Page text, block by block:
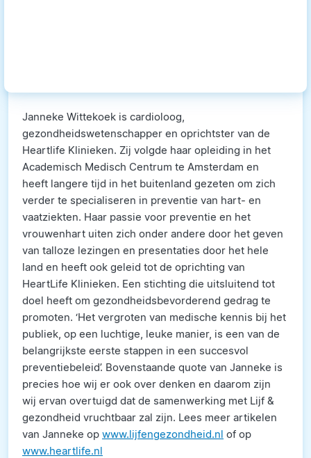
Janneke Wittekoek is cardioloog,
gezondheidswetenschapper en oprichtster van de
Heartlife Klinieken. Zij volgde haar opleiding in het
Academisch Medisch Centrum te Amsterdam en
heeft langere tijd in het buitenland gezeten om zich
verder te specialiseren in preventie van hart- en
vaatziekten. Haar passie voor preventie en het
vrouwenhart uiten zich onder andere door het geven
van talloze lezingen en presentaties door het hele
land en heeft ook geleid tot de oprichting van
HeartLife Klinieken. Een stichting die uitsluitend tot
doel heeft om gezondheidsbevorderend gedrag te
promoten. ‘Het vergroten van medische kennis bij het
publiek, op een luchtige, leuke manier, is een van de
belangrijkste eerste stappen in een succesvol
preventiebeleid’. Bovenstaande quote van Janneke is
precies hoe wij er ook over denken en daarom zijn
wij ervan overtuigd dat de samenwerking met Lijf &
gezondheid vruchtbaar zal zijn. Lees meer artikelen
van Janneke op www.lijfengezondheid.nl of op
www.heartlife.nl